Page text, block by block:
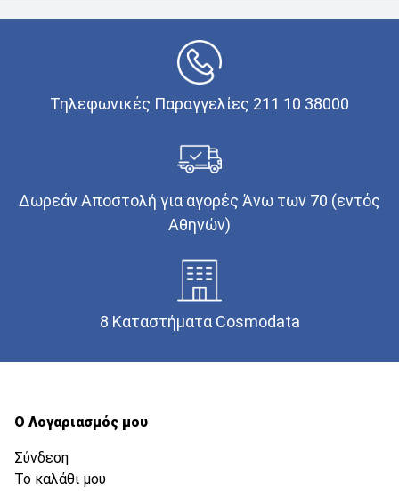
Τηλεφωνικές Παραγγελίες 211 10 38000
Δωρεάν Αποστολή για αγορές Άνω των 70 (εντός
Αθηνών)
8 Καταστήματα Cosmodata
Ο Λογαριασμός μου
Σύνδεση
Το καλάθι μου